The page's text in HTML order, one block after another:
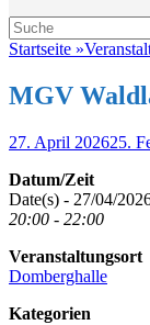
Suche
Suche
nach:
Startseite »
MGV
Veröffentlicht
27. April 202625.
Datum/Zeit
Date(s) - 27/04/
20:00 - 22:00
Veranstaltungsort
Domberghalle
Kategorien